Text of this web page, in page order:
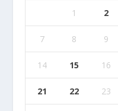
1 2
7 8 9
14 15 16
21 22 23